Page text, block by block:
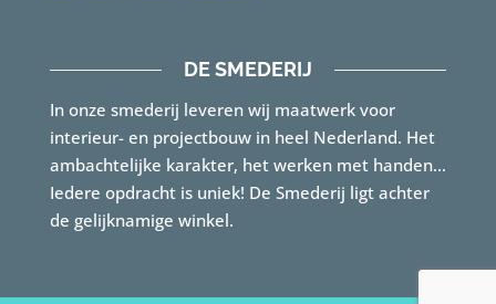
DE SMEDERIJ
In onze smederij leveren wij maatwerk voor
interieur- en projectbouw in heel Nederland. Het
ambachtelijke karakter, het werken met handen…
Iedere opdracht is uniek! De Smederij ligt achter
de gelijknamige winkel.